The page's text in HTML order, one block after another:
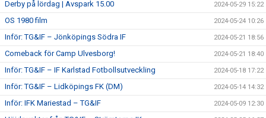
Derby på lördag | Avspark 15.00 2024-05-29 15:22
OS 1980 film 2024-05-24 10:26
Inför: TG&IF – Jönköpings Södra IF 2024-05-21 18:56
Comeback för Camp Ulvesborg! 2024-05-21 18:40
Inför: TG&IF – IF Karlstad Fotbollsutveckling 2024-05-18 17:22
Inför: TG&IF – Lidköpings FK (DM) 2024-05-14 14:32
Inför: IFK Mariestad – TG&IF 2024-05-09 12:30